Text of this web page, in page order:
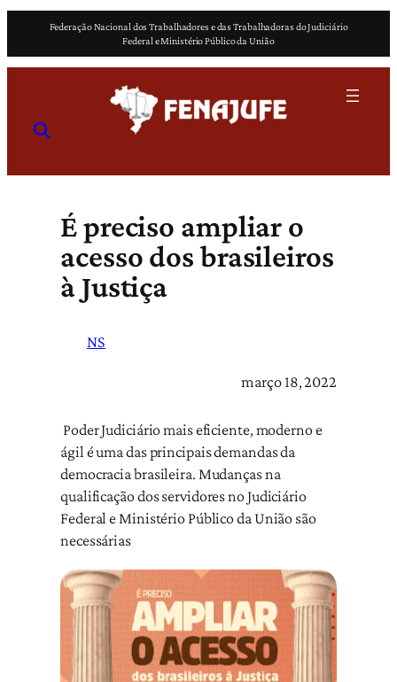
o
Federação Nacional dos Trabalhadores e das Trabalhadoras do Judiciário
Federal e Ministério Público da União
É preciso ampliar o
acesso dos brasileiros
à Justiça
NS
março 18, 2022
Poder Judiciário mais eficiente, moderno e
ágil é uma das principais demandas da
democracia brasileira. Mudanças na
qualificação dos servidores no Judiciário
Federal e Ministério Público da União são
necessárias